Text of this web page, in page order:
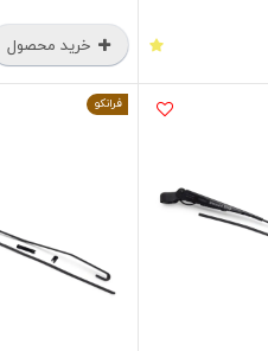
خرید محصول
فرانکو